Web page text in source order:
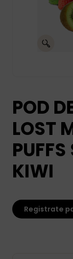
POD
LOST
KIWI
Registrate